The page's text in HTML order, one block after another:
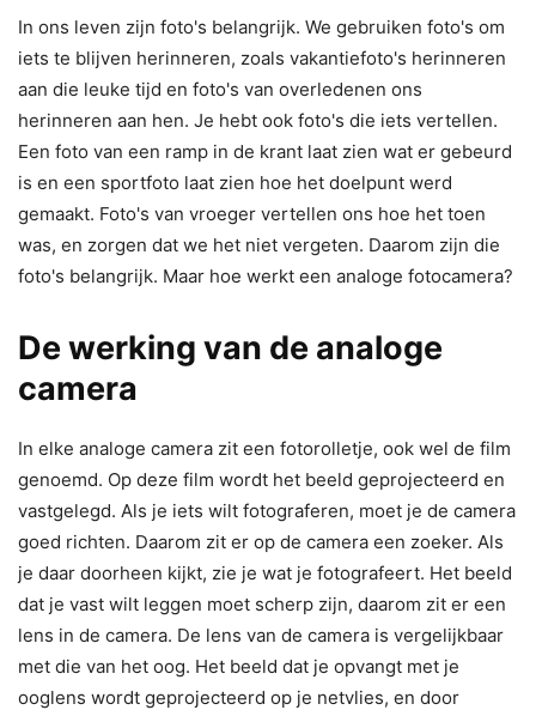
In ons leven zijn foto's belangrijk. We gebruiken foto's om
iets te blijven herinneren, zoals vakantiefoto's herinneren
aan die leuke tijd en foto's van overledenen ons
herinneren aan hen. Je hebt ook foto's die iets vertellen.
Een foto van een ramp in de krant laat zien wat er gebeurd
is en een sportfoto laat zien hoe het doelpunt werd
gemaakt. Foto's van vroeger vertellen ons hoe het toen
was, en zorgen dat we het niet vergeten. Daarom zijn die
foto's belangrijk. Maar hoe werkt een analoge fotocamera?
De werking van de analoge
camera
In elke analoge camera zit een fotorolletje, ook wel de film
genoemd. Op deze film wordt het beeld geprojecteerd en
vastgelegd. Als je iets wilt fotograferen, moet je de camera
goed richten. Daarom zit er op de camera een zoeker. Als
je daar doorheen kijkt, zie je wat je fotografeert. Het beeld
dat je vast wilt leggen moet scherp zijn, daarom zit er een
lens in de camera. De lens van de camera is vergelijkbaar
met die van het oog. Het beeld dat je opvangt met je
ooglens wordt geprojecteerd op je netvlies, en door